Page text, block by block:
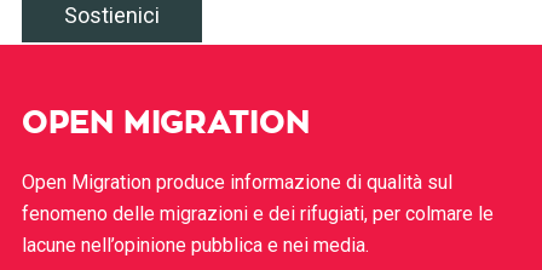
Sostienici
OPEN MIGRATION
Open Migration produce informazione di qualità sul
fenomeno delle migrazioni e dei rifugiati, per colmare le
lacune nell’opinione pubblica e nei media.